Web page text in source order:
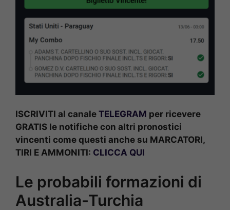
ISCRIVITI al canale TELEGRAM per ricevere
GRATIS le notifiche con altri pronostici
vincenti come questi anche su MARCATORI,
TIRI E AMMONITI: CLICCA QUI
Le probabili formazioni di
Australia-Turchia